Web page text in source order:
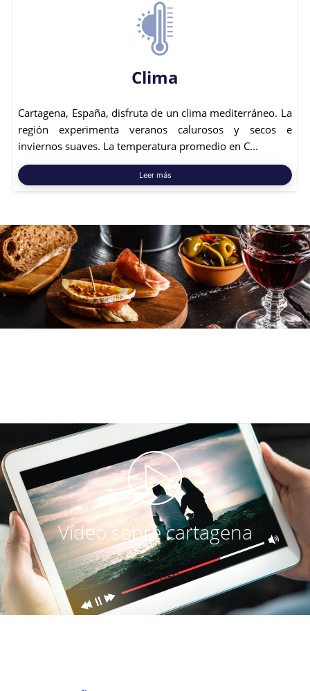
Clima
Cartagena, España, disfruta de un clima mediterráneo. La
región experimenta veranos calurosos y secos e
inviernos suaves. La temperatura promedio en C...
Leer más
Vídeo sobre cartagena
VER VIDEO